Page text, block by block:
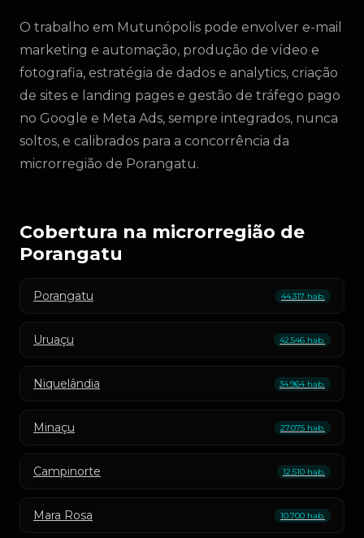
O trabalho em Mutunópolis pode envolver e-mail
marketing e automação, produção de vídeo e
fotografia, estratégia de dados e analytics, criação
de sites e landing pages e gestão de tráfego pago
no Google e Meta Ads, sempre integrados, nunca
soltos, e calibrados para a concorrência da
microrregião de Porangatu.
Cobertura na microrregião de
Porangatu
Porangatu 44.317 hab.
Uruaçu 42.546 hab.
Niquelândia 34.964 hab.
Minaçu 27.075 hab.
Campinorte 12.510 hab.
Mara Rosa 10.700 hab.